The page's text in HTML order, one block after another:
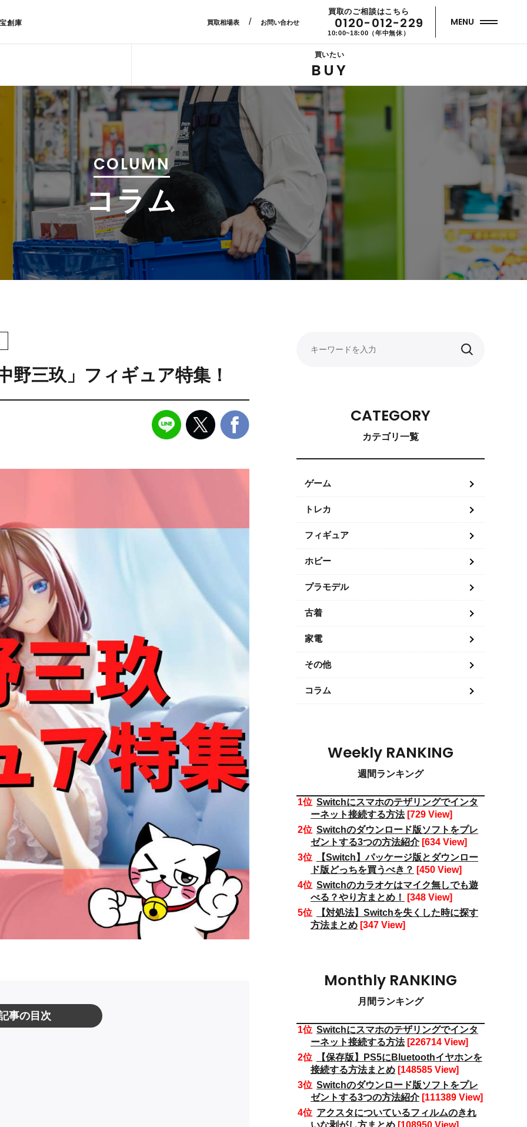
創庫 買取相場表/ お問い合わせ
買取のご相談はこちら
0120-012-229
10:00~18:00（年中無休）
MENU
買いたい
BUY
COLUMN
コラム
野三玖」フィギュア特集！
事の目次
CATEGORY
カテゴリ一覧
ゲーム
トレカ
フィギュア
ホビー
プラモデル
古着
家電
その他
コラム
Weekly RANKING
週間ランキング
Switchにスマホのテザリングでインタ
ーネット接続する方法[729 View]
Switchのダウンロード版ソフトをプレ
ゼントする3つの方法紹介[634 View]
【Switch】パッケージ版とダウンロー
ド版どっちを買うべき？ [450 View]
Switchのカラオケはマイク無しでも遊
べる？やり方まとめ！
[348 View]
【対処法】Switchを失くした時に探す
方法まとめ [347 View]
Monthly RANKING
月間ランキング
Switchにスマホのテザリングでインタ
ーネット接続する方法[226714 View]
【保存版】PS5にBluetoothイヤホンを
接続する方法まとめ [148585 View]
Switchのダウンロード版ソフトをプレ
ゼントする3つの方法紹介[111389 View]
アクスタについているフィルムのきれ
いな剥がし方まとめ [108950 View]